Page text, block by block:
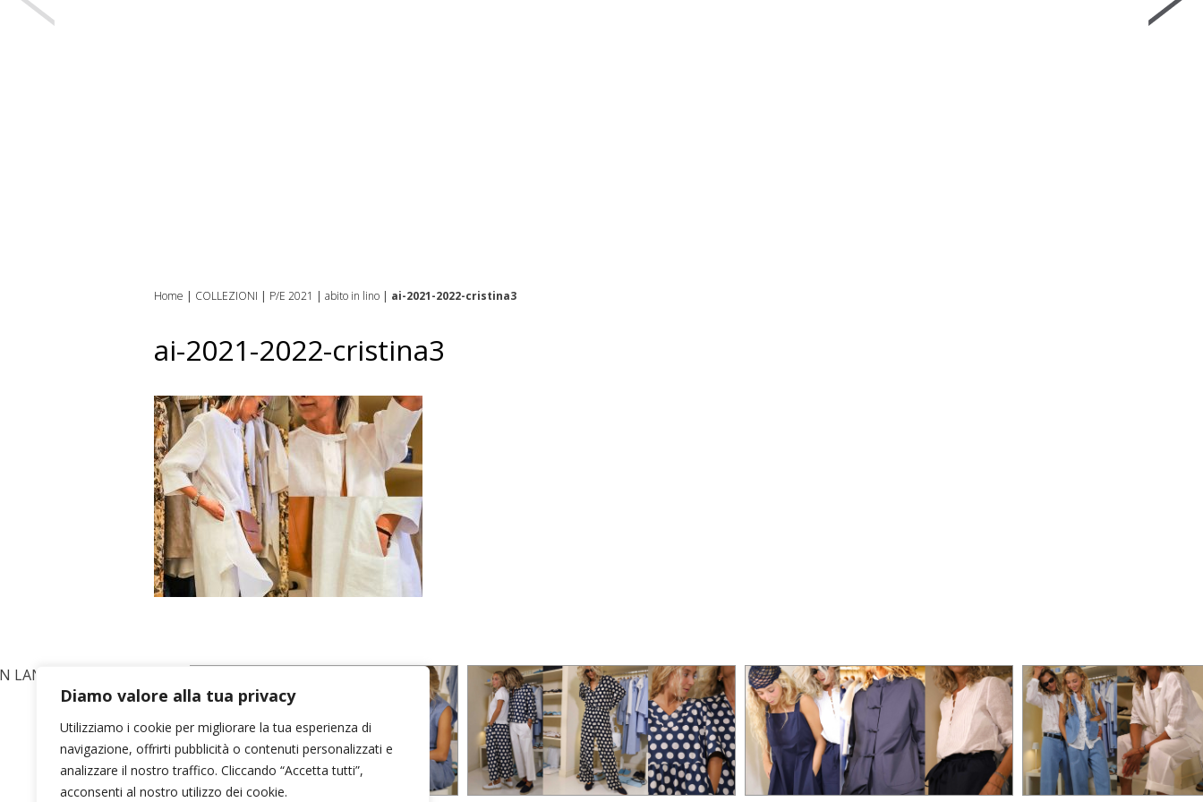
Diamo valore alla tua privacy
Utilizziamo i cookie per migliorare la tua esperienza di
navigazione, offrirti pubblicità o contenuti personalizzati e
analizzare il nostro traffico. Cliccando “Accetta tutti”,
acconsenti al nostro utilizzo dei cookie.
Home | COLLEZIONI | P/E 2021 | abito in lino | ai-2021-2022-cristina3
ai-2021-2022-cristina3
LANA